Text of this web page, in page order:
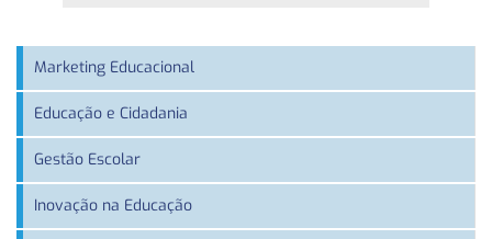
Marketing Educacional
Educação e Cidadania
Gestão Escolar
Inovação na Educação